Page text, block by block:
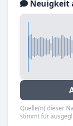
Neuigkeit
Quelle(n) dieser
stimmt für